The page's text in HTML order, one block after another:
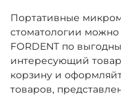
Портативные
стоматологии
FORDENT по
интересующий товар
корзину и
товаров,